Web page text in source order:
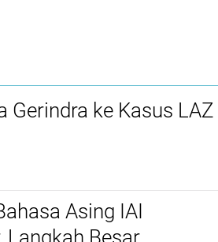
Gerindra ke Kasus LAZ
Asing IAI
Langkah Besar